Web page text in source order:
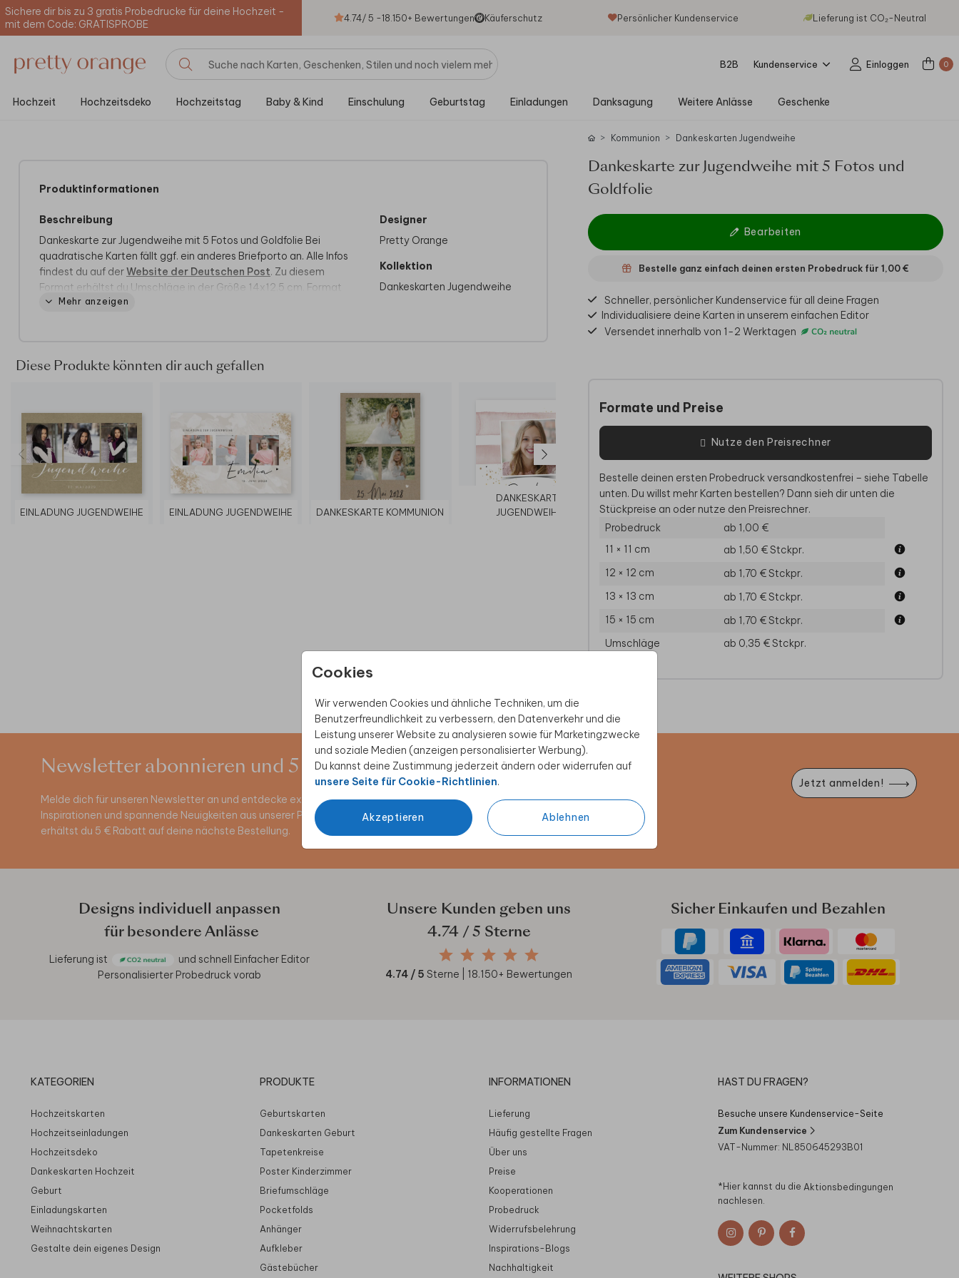
Sichere dir bis zu 3 gratis Probedrucke für deine Hochzeit -
mit dem Code: GRATISPROBE
4.74/ 5 -18.150+ Bewertungen Käuferschutz Persönlicher Kundenservice Lieferung ist CO₂-Neutral
B2B Kundenservice Einloggen 0
Hochzeit Hochzeitsdeko Hochzeitstag Baby & Kind Einschulung Geburtstag Einladungen Danksagung Weitere Anlässe Geschenke
Cookies
Wir verwenden Cookies und ähnliche Techniken, um die
Benutzerfreundlichkeit zu verbessern, den Datenverkehr und die
Leistung unserer Website zu analysieren sowie für Marketingzwecke
und soziale Medien (anzeigen personalisierter Werbung).
Du kannst deine Zustimmung jederzeit ändern oder widerrufen auf
unsere Seite für Cookie-Richtlinien.
Akzeptieren Ablehnen
Produktinformationen
Beschreibung
Dankeskarte zur Jugendweihe mit 5 Fotos und Goldfolie Bei
quadratische Karten fällt ggf. ein anderes Briefporto an. Alle Infos
findest du auf derWebsite der Deutschen Post. Zu diesem
Format erhältst du Umschläge in der Größe 14x12,5 cm. Format
ändern ist möglich.
Danksagungen zur Jugendweihe
an.
Mehr anzeigen
Designer
Pretty Orange
Kollektion
Dankeskarten Jugendweihe
Diese Produkte könnten dir auch gefallen
EINLADUNG JUGENDWEIHE EINLADUNG JUGENDWEIHE DANKESKARTE KOMMUNION
DANKESKARTE
JUGENDWEIHE
DANKESKARTE
JUGENDWEIHE
DANKESKARTE KOMMUNION
Kommunion Dankeskarten Jugendweihe
Dankeskarte zur Jugendweihe mit 5 Fotos und
Goldfolie
Bearbeiten
Bestelle ganz einfach deinen ersten Probedruck für1,00 €
Schneller, persönlicher Kundenservice für all deine Fragen
Individualisiere deine Karten in unserem einfachen Editor
Versendet innerhalb von 1-2 Werktagen
Formate und Preise
Nutze den Preisrechner
Bestelle deinen ersten Probedruck versandkostenfrei – siehe Tabelle
unten. Du willst mehr Karten bestellen? Dann sieh dir unten die
Stückpreise an oder nutze den Preisrechner.
Probedruck
ab 1,00 €
11 × 11 cm
ab 1,50 €Stckpr.
12 × 12 cm
ab 1,70 €Stckpr.
13 × 13 cm
ab 1,70 €Stckpr.
15 × 15 cm
ab 1,70 €Stckpr.
Umschläge
ab 0,35 €Stckpr.
Newsletter abonnieren und 5 € Rabatt sichern
Melde dich für unseren Newsletter an und entdecke exklusive Angebote, kreative
Inspirationen und spannende Neuigkeiten aus unserer Produktwelt. Als Dankeschön
erhältst du 5 € Rabatt auf deine nächste Bestellung.
Jetzt anmelden!
Designs individuell anpassen
für besondere Anlässe
Lieferung ist und schnell Einfacher Editor
Personalisierter Probedruck vorab
Unsere Kunden geben uns
4.74/ 5 Sterne
4.74 / 5 Sterne | 18.150+ Bewertungen
Sicher Einkaufen und Bezahlen
KATEGORIEN
Hochzeitskarten
Hochzeitseinladungen
Hochzeitsdeko
Dankeskarten Hochzeit
Geburt
Einladungskarten
Weihnachtskarten
Gestalte dein eigenes Design
PRODUKTE
Geburtskarten
Dankeskarten Geburt
Tapetenkreise
Poster Kinderzimmer
Briefumschläge
Pocketfolds
Anhänger
Aufkleber
Gästebücher
INFORMATIONEN
Lieferung
Häufig gestellte Fragen
Über uns
Preise
Kooperationen
Probedruck
Widerrufsbelehrung
Inspirations-Blogs
Nachhaltigkeit
HAST DU FRAGEN?
Besuche unsere Kundenservice-Seite
Zum Kundenservice
VAT-Nummer: NL850645293B01
*Hier kannst du die Aktionsbedingungen
nachlesen.